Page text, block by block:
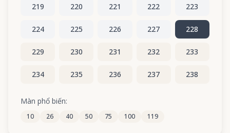
219 220 221 222 223
224 225 226 227 228
229 230 231 232 233
234 235 236 237 238
239
244 245 246 247
Màn phổ biến:
10 26 40 50 75 100 119